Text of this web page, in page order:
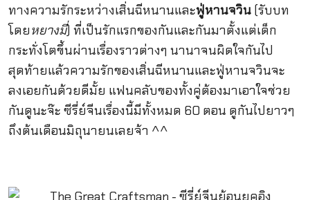
ทางความรักระหว่างเสิ่นฉีหนานและฟู่หานจวิน(รับบท
โดยหยางมี่) ที่เป็นรักแรกของกันและกันมาตั้งแต่เด็ก
กระทั่งโตขึ้นผ่านเรื่องราวต่างๆ นานาจนผิดใจกันไป
สุดท้ายแล้วความรักของเสิ่นฉีหนานและฟู่หานจวินจะ
ลงเอยกันด้วยดีมั้ย แฟนคลับของทั้งคู่ต้องมาเอาใจช่วย
กันดูนะจ๊ะ ซีรี่ย์จีนเรื่องนี้มีทั้งหมด 60 ตอน ดูกันไปยาวๆ
ถึงต้นเดือนมิถุนายนเลยจ้า ^^